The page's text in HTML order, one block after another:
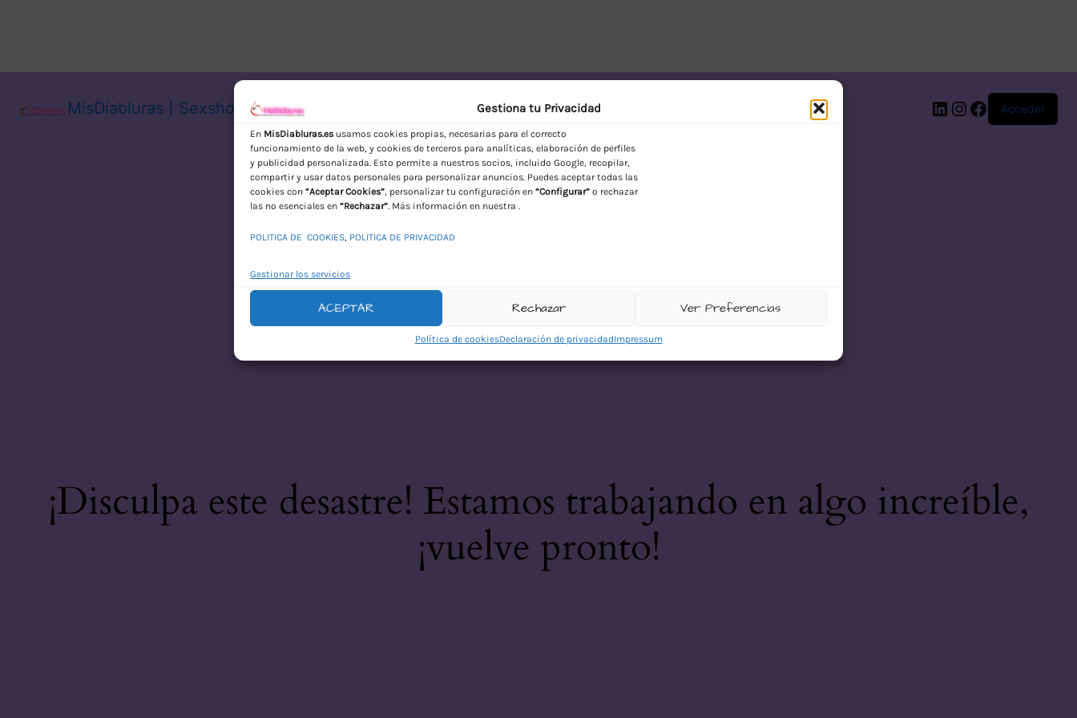
Gestiona tu Privacidad
En MisDiabluras.es usamos cookies propias, necesarias para el correcto
funcionamiento de la web, y cookies de terceros para analíticas, elaboración de perfiles
y publicidad personalizada. Esto permite a nuestros socios, incluido Google, recopilar,
compartir y usar datos personales para personalizar anuncios. Puedes aceptar todas las
cookies con “Aceptar Cookies”, personalizar tu configuración en “Configurar” o rechazar
las no esenciales en “Rechazar”. Más información en nuestra .
POLITICA DE COOKIES, POLITICA DE PRIVACIDAD
Gestionar los servicios
ACEPTAR Rechazar Ver Preferencias
Política de cookiesDeclaración de privacidadImpressum
MisDiabluras | Sexshop Online con Envío Discreto en España
LinkedIn
Instagram
Facebook
Acceder
¡Disculpa este desastre! Estamos trabajando en algo increíble,
¡vuelve pronto!